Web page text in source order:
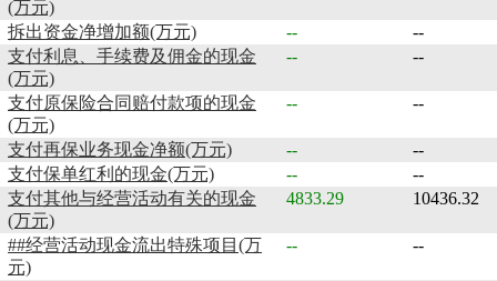
(万元)
拆出资金净增加额(万元) --
--
支付利息、手续费及佣金的现金
(万元)
-- --
支付原保险合同赔付款项的现金
(万元)
-- --
支付再保业务现金净额(万元) --
--
支付保单红利的现金(万元)
--
--
支付其他与经营活动有关的现金
(万元)
4833.29 10436.32
##经营活动现金流出特殊项目(万
元)
-- --